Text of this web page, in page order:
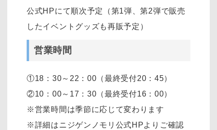
公式HPにて順次予定（第1弾、第2弾で販売
したイベントグッズも再販予定）
営業時間
①18：30～22：00（最終受付20：45）
②10：00～17：30（最終受付16：00）
※営業時間は季節に応じて変わります
※詳細はニジゲンノモリ公式HPよりご確認